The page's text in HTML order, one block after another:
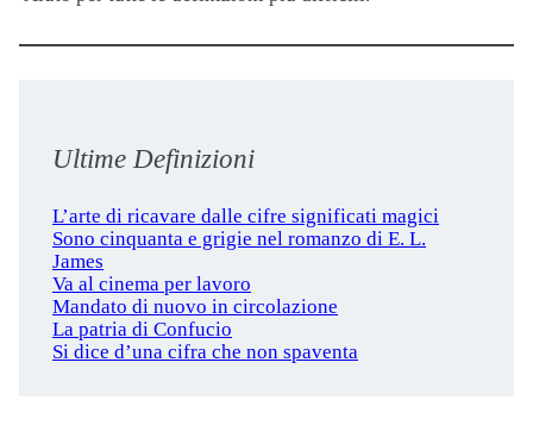
Ultime Definizioni
L’arte di ricavare dalle cifre significati magici
Sono cinquanta e grigie nel romanzo di E. L.
James
Va al cinema per lavoro
Mandato di nuovo in circolazione
La patria di Confucio
Si dice d’una cifra che non spaventa